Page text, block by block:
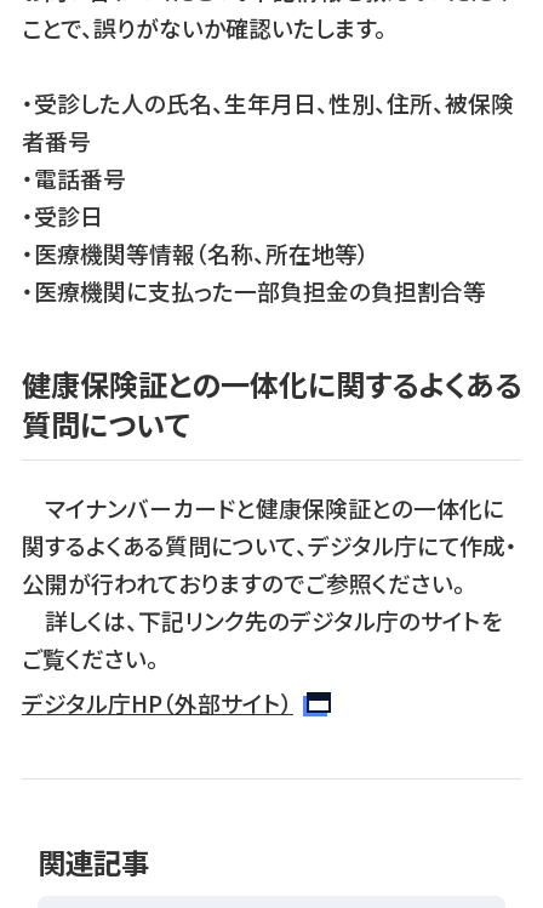
ことで、誤りがないか確認いたします。
・受診した人の氏名、生年月日、性別、住所、被保険
者番号
・電話番号
・受診日
・医療機関等情報（名称、所在地等）
・医療機関に支払った一部負担金の負担割合等
健康保険証との一体化に関するよくある
質問について
マイナンバーカードと健康保険証との一体化に
関するよくある質問について、デジタル庁にて作成・
公開が行われておりますのでご参照ください。
詳しくは、下記リンク先のデジタル庁のサイトを
ご覧ください。
デジタル庁HP（外部サイト）
関連記事